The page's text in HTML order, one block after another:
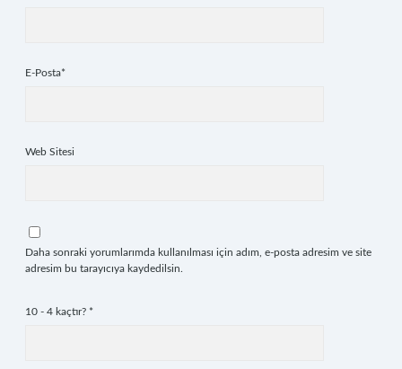
E-Posta*
Web Sitesi
Daha sonraki yorumlarımda kullanılması için adım, e-posta adresim ve site
adresim bu tarayıcıya kaydedilsin.
10 - 4 kaçtır? *